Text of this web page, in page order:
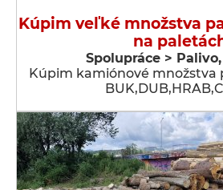
Kúpim veľké množstva
na
Spolupráce >
Kúpim kamiónové množstva